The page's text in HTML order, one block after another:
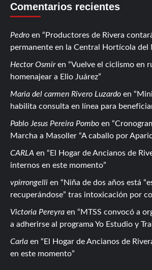
Comentarios recientes
Pedro en
Productores de Rivera
permanente en la Central Hortícola del
Hector Osmiren
Vuelve el ciclismo en
homenajear a Elio Juárez
Maria del carmen Rivero Luzardo en
habilita consulta en línea para
Pablo Jesus Pereira Pombo en
Marcha a Masoller “A caballo por
CARLA en
El Hogar de Ancianos de
internos en este momento
vpirrongelli en
Niña de dos años está
recuperándose” tras intoxicación por
Victoria Pereyra en
MTSS convocó a
a adherirse al programa Yo Estudio y
Carla en
El Hogar de Ancianos de
en este momento